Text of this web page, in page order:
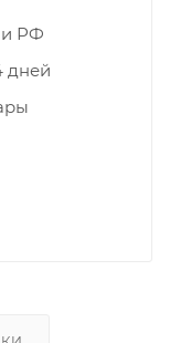
и РФ
дней